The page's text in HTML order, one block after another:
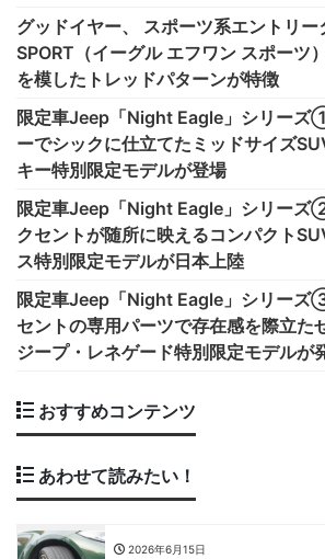
グッドイヤー、 スポーツ系エントリー
SPORT（イーグル エフワン スポーツ
を模したトレッドパターンが特徴
限定車Jeep「Night Eagle」シリーズ
ーでシックに仕立てたミッドサイズ
キー特別限定モデルが登場
限定車Jeep「Night Eagle」シリー
クセントが随所に映えるコンパクト
ス特別限定モデルが日本上陸
限定車Jeep「Night Eagle」シリーズ
セントの専用パーツで存在感を際立た
ジープ・レネゲード特別限定モデルが
おすすめコンテンツ
あわせて読みたい！
2026年6月15日